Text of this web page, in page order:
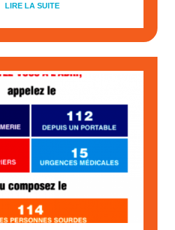
LIRE LA SUITE